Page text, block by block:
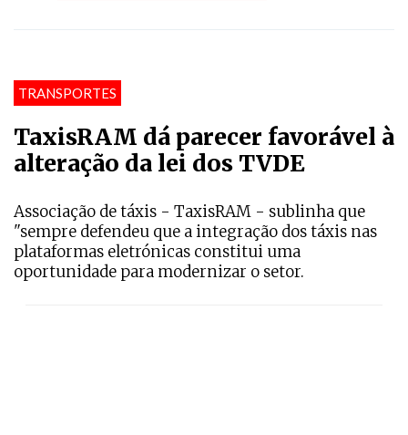
TRANSPORTES
TaxisRAM dá parecer favorável à
alteração da lei dos TVDE
Associação de táxis - TaxisRAM - sublinha que
"sempre defendeu que a integração dos táxis nas
plataformas eletrónicas constitui uma
oportunidade para modernizar o setor.